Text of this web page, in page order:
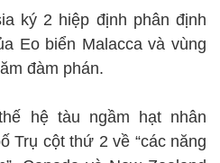
ký 2 hiệp định phân định
Eo biển Malacca và vùng
đàm phán.
hệ tàu ngầm hạt nhân
Trụ cột thứ 2 về “các năng